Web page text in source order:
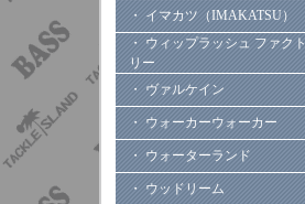
・ イマカツ（IMAKATSU）
・ ウィップラッシュ ファクト
リー
・ ヴァルケイン
・ ウォーカーウォーカー
・ ウォーターランド
・ ウッドリーム